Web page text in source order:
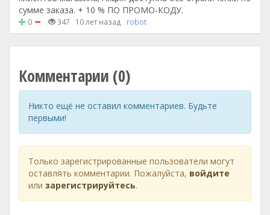
сумме заказа. + 10 % ПО ПРОМО-КОДУ.
0 347 10 лет назад robot
Комментарии (0)
Никто ещё не оставил комментариев. Будьте
первыми!
Только зарегистрированные пользователи могут
оставлять комментарии. Пожалуйста, войдите
или зарегистрируйтесь.